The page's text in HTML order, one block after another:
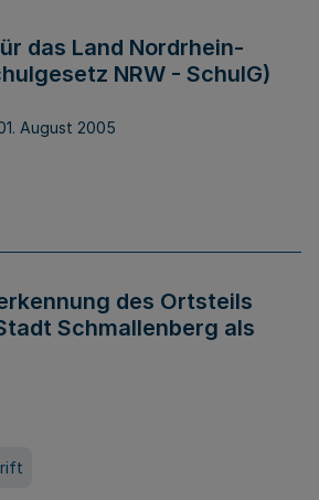
das Land Nordrhein-
NRW - SchulG)
August 2005
des Ortsteils
Schmallenberg als